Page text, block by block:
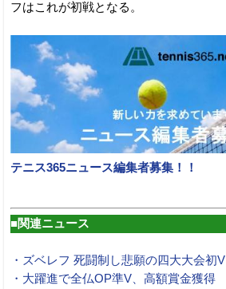
フはこれが初戦となる。
テニス365ニュース編集者募集！！
■関連ニュース
・ズベレフ 死闘制し悲願の四大大会初V
・大躍進で全仏OP準V、高額賞金獲得